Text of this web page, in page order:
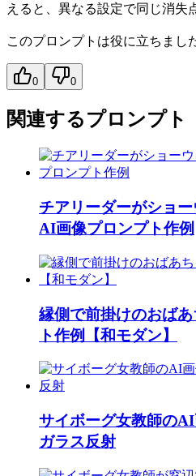
えると、異なる設定で同じ消失
このプロンプトは役に立ちまし
0 0
関連するプロンプト
チアリーダーがショ
AI画像プロンプト作例
縁側で前掛けのおば
ト作例【和モダン】
サイボーグ女教師のAI
ガラス反射